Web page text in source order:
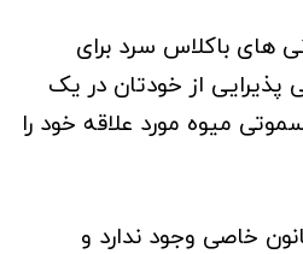
های باکلاس سرد برای
پذیرایی از خودتان در یک
میوه مورد علاقه خود را
خاصی وجود ندارد و